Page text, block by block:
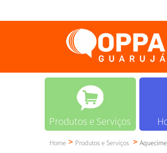
Produtos e Serviços
Home Produtos e Serviços